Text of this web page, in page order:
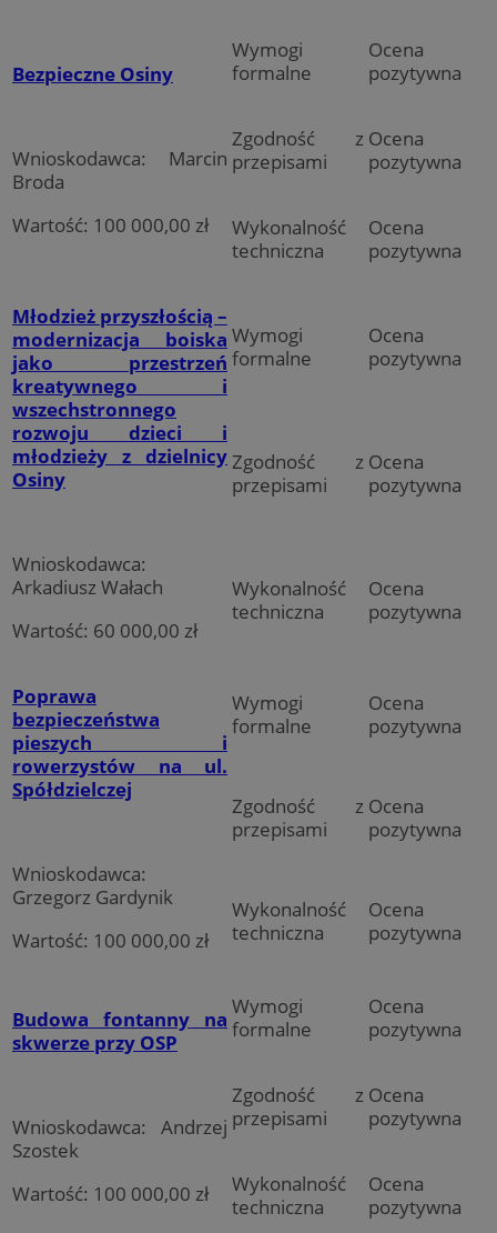
Bezpieczne Osiny
Wnioskodawca: Marcin
Broda
Wartość: 100 000,00 zł
Wymogi
formalne
Ocena
pozytywna
Zgodność z
przepisami
Ocena
pozytywna
Wykonalność
techniczna
Ocena
pozytywna
Młodzież przyszłością –
modernizacja boiska
jako przestrzeń
kreatywnego i
wszechstronnego
rozwoju dzieci i
młodzieży z dzielnicy
Osiny
Wnioskodawca:
Arkadiusz Wałach
Wartość: 60 000,00 zł
Wymogi
formalne
Ocena
pozytywna
Zgodność z
przepisami
Ocena
pozytywna
Wykonalność
techniczna
Ocena
pozytywna
Poprawa
bezpieczeństwa
pieszych i
rowerzystów na ul.
Spółdzielczej
Wnioskodawca:
Grzegorz Gardynik
Wartość: 100 000,00 zł
Wymogi
formalne
Ocena
pozytywna
Zgodność z
przepisami
Ocena
pozytywna
Wykonalność
techniczna
Ocena
pozytywna
Budowa fontanny na
skwerze przy OSP
Wnioskodawca: Andrzej
Szostek
Wartość: 100 000,00 zł
Wymogi
formalne
Ocena
pozytywna
Zgodność z
przepisami
Ocena
pozytywna
Wykonalność
techniczna
Ocena
pozytywna